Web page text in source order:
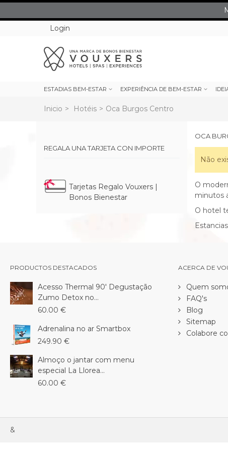
Login
ESTADIAS BEM-ESTAR EXPERIÊNCIA DE BEM-ESTAR
Inicio > Hotéis > Oca Burgos Centro
REGALA UNA TARJETA CON IMPORTE
Tarjetas Regalo Vouxers |
Bonos Bienestar
OCA
Não
O
minutos
O hotel
PRODUCTOS DESTACADOS
Acesso Thermal 90' Degustação
Zumo Detox no...
60.00 €
Adrenalina no ar Smartbox
249.90 €
Almoço o jantar com menu
especial La Llorea...
60.00 €
ACERCA DE
Quem
FAQ's
Blog
Sitemap
Colabore
&